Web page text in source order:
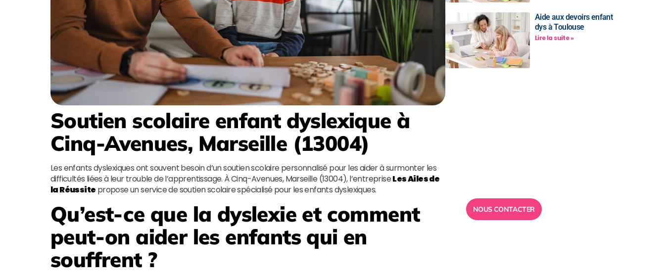
Soutien scolaire enfant dyslexique à
Cinq-Avenues, Marseille (13004)
Les enfants dyslexiques ont souvent besoin d’un soutien scolaire personnalisé pour les aider à surmonter les
difficultés liées à leur trouble de l’apprentissage. À Cinq-Avenues, Marseille (13004), l’entrepriseLes Ailes de
la Réussite propose un service de soutien scolaire spécialisé pour les enfants dyslexiques.
Qu’est-ce que la dyslexie et comment
peut-on aider les enfants qui en
souffrent ?
Aide aux devoirs enfant
dys à Toulouse
Lire la suite »
NOUS CONTACTER